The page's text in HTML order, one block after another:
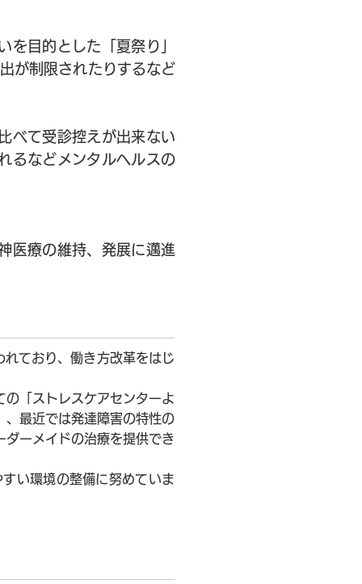
を目的とした「夏祭り」
が制限されたりするなど
べて受診控えが出来ない
るなどメンタルヘルスの
医療の維持、発展に邁進
ており、働き方改革をはじ
の「ストレスケアセンターよ
、最近では発達障害の特性の
ダーメイドの治療を提供でき
い環境の整備に努めていま